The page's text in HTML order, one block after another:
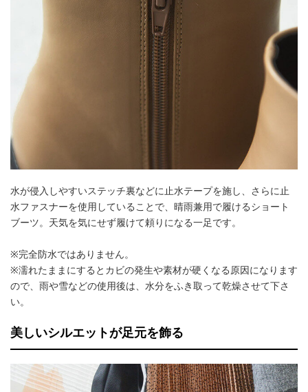
水が侵入しやすいステッチ裏などに止水テープを施し、さらに止
水ファスナーを使用していることで、晴雨兼用で履けるショート
ブーツ。天気を気にせず履けて頼りになる一足です。
※完全防水ではありません。
※濡れたままにするとカビの発生や素材が硬くなる原因になります
ので、雨や雪などの使用後は、水分をふき取って乾燥させて下さ
い。
美しいシルエットが足元を飾る